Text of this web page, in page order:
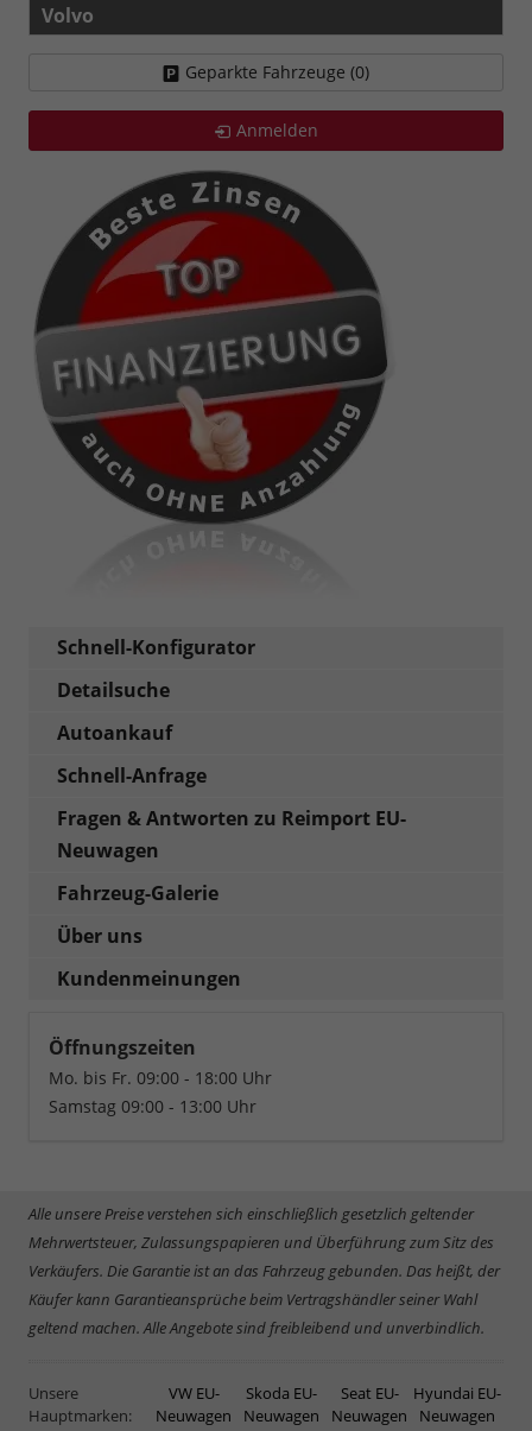
Volvo
Geparkte Fahrzeuge (0)
Anmelden
Schnell-Konfigurator
Detailsuche
Autoankauf
Schnell-Anfrage
Fragen & Antworten zu Reimport EU-
Neuwagen
Fahrzeug-Galerie
Über uns
Kundenmeinungen
Öffnungszeiten
Mo. bis Fr. 09:00 - 18:00 Uhr
Samstag 09:00 - 13:00 Uhr
Alle unsere Preise verstehen sich einschließlich gesetzlich geltender
Mehrwertsteuer, Zulassungspapieren und Überführung zum Sitz des
Verkäufers. Die Garantie ist an das Fahrzeug gebunden. Das heißt, der
Käufer kann Garantieansprüche beim Vertragshändler seiner Wahl
geltend machen. Alle Angebote sind freibleibend und unverbindlich.
Unsere
Hauptmarken:
VW EU-
Neuwagen
Skoda EU-
Neuwagen
Seat EU-
Neuwagen
Hyundai EU-
Neuwagen